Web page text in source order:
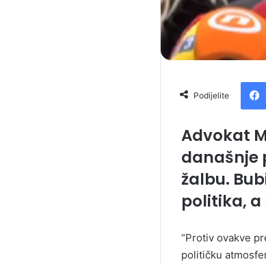
Podijelite
Advokat
današnje
žalbu.
politika, a
“Protiv ovakve
političku